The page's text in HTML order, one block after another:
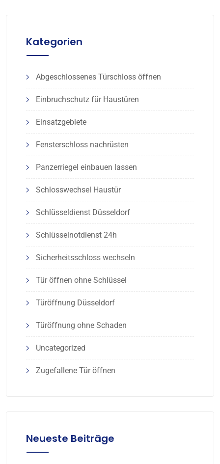
Kategorien
Abgeschlossenes Türschloss öffnen
Einbruchschutz für Haustüren
Einsatzgebiete
Fensterschloss nachrüsten
Panzerriegel einbauen lassen
Schlosswechsel Haustür
Schlüsseldienst Düsseldorf
Schlüsselnotdienst 24h
Sicherheitsschloss wechseln
Tür öffnen ohne Schlüssel
Türöffnung Düsseldorf
Türöffnung ohne Schaden
Uncategorized
Zugefallene Tür öffnen
Neueste Beiträge